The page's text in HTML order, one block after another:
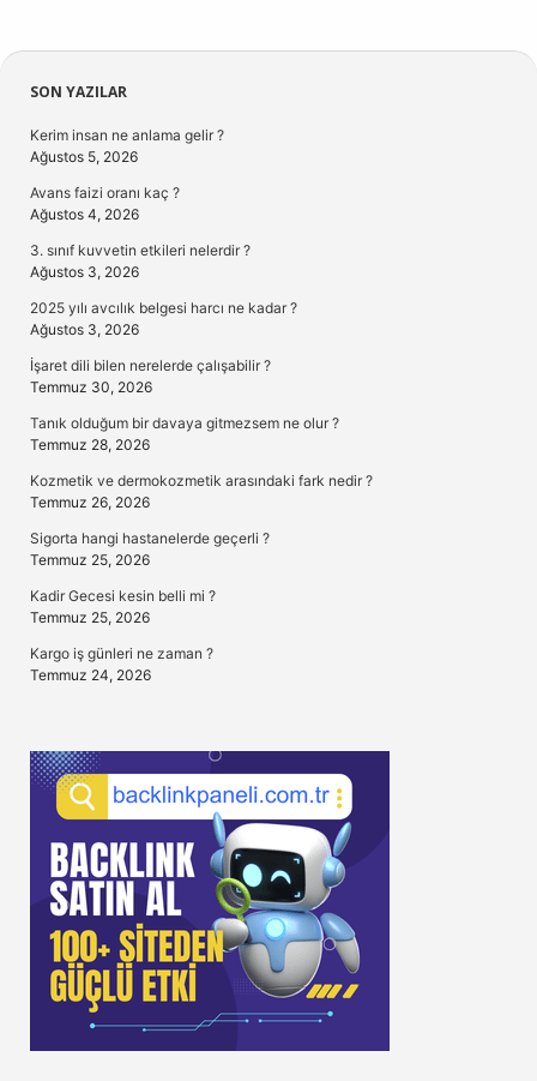
Sidebar
SON YAZILAR
Kerim insan ne anlama gelir ?
Ağustos 5, 2026
Avans faizi oranı kaç ?
Ağustos 4, 2026
3. sınıf kuvvetin etkileri nelerdir ?
Ağustos 3, 2026
2025 yılı avcılık belgesi harcı ne kadar ?
Ağustos 3, 2026
İşaret dili bilen nerelerde çalışabilir ?
Temmuz 30, 2026
Tanık olduğum bir davaya gitmezsem ne olur ?
Temmuz 28, 2026
Kozmetik ve dermokozmetik arasındaki fark nedir ?
Temmuz 26, 2026
Sigorta hangi hastanelerde geçerli ?
Temmuz 25, 2026
Kadir Gecesi kesin belli mi ?
Temmuz 25, 2026
Kargo iş günleri ne zaman ?
Temmuz 24, 2026